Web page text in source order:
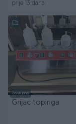
prije 13 dana
Dostupno
Grijac topinga